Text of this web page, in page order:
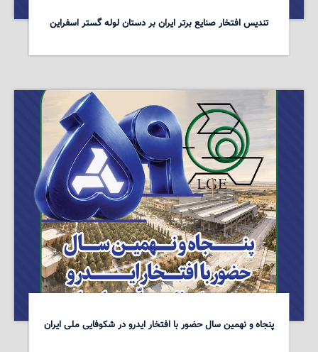
تندیس افتخار صنایع برتر ایران بر دستان لوله گستر اسفراین
پنجاه و نهمین سال حضور با افتخار ایدرو در شکوفایی ملی ایران